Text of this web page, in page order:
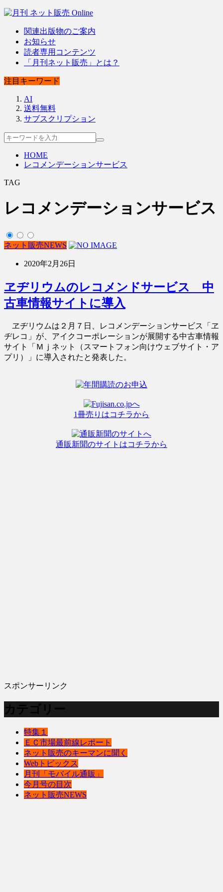
関連出版物のご案内
お知らせ
読者専用コンテンツ
「月刊ネット販売」とは？
注目キーワード
AI
送料無料
サブスクリプション
HOME
レコメンデーションサービス
TAG
レコメンデーションサービス
ネット販売NEWS
2020年2月26日
ヱヂリウムのレコメンドサービス 中
古車情報サイトに導入
ヱヂリウムは２月７日、レコメンデーションサービス「ヱ
ヂレコ」が、アイクコーポレーションが展開する中古車情報
サイト「Ｍｊネット（スマートフォン向けウェブサイト・ア
プリ）」に導入されたと発表した。
1冊売りはコチラから
通販新聞のサイトはコチラから
スポンサーリンク
カテゴリー
特集１
ＥＣ市場最前線レポート
ネット販売のキーマンに聞く
Webトピックス
月刊「モバイル通販」
今月号の目次
ネット販売NEWS